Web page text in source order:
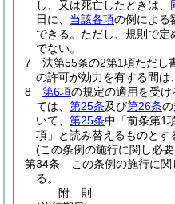
し、又は死亡したときは、
日に、 当該各項の例による
できる。 ただし、規則で定
でない。
7
法第55条の2第1項ただし
の許可が効力を有する間は
8
第6項の規定の適用を受
ては、 第25条及び第26条の
いて、 第25条中「前条第1
項」と読み替えるものとす
(この条例の施行に関し必
第34条
この条例の施行に
る。
附 則